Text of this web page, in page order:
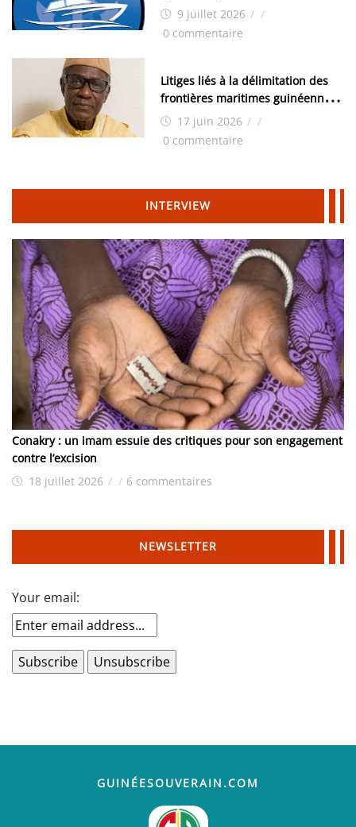
études techniques
9 juillet 2026 / /
0 commentaire
Litiges liés à la délimitation des
frontières maritimes guinéennes:
Idrissa Chérif écrit au ministre
des Hydrocarbures
17 juin 2026 / /
0 commentaire
INTERVIEW
Conakry : un imam essuie des critiques pour son engagement
contre l’excision
18 juillet 2026 / / 6 commentaires
NEWSLETTER
Your email:
GUINÉESOUVERAIN.COM